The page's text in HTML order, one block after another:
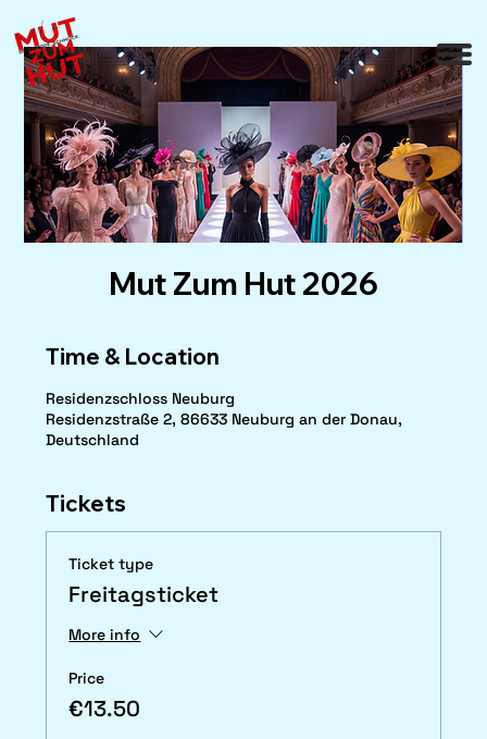
Mut Zum Hut 2026
Time & Location
Residenzschloss Neuburg
Residenzstraße 2, 86633 Neuburg an der Donau,
Deutschland
Tickets
Ticket type
Freitagsticket
More info
Price
€13.50